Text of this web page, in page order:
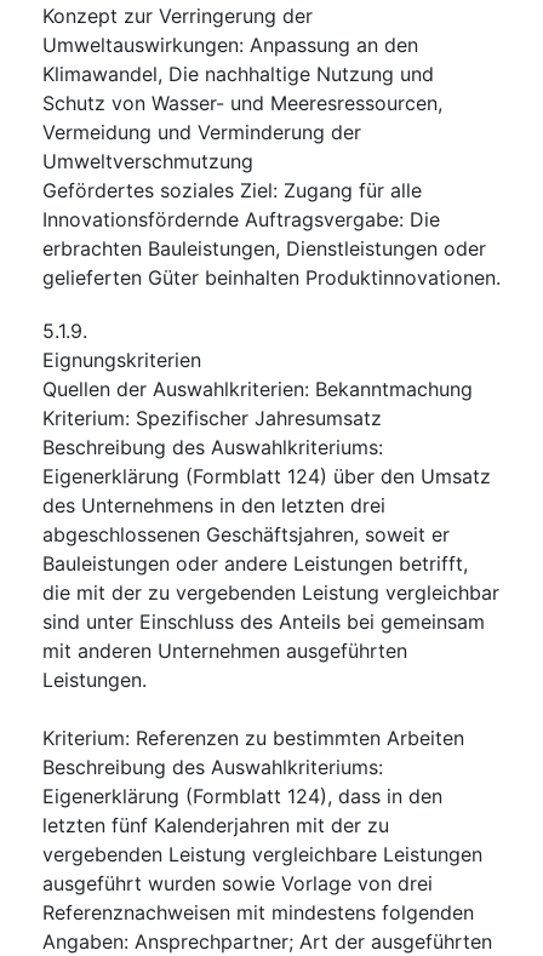
Konzept zur Verringerung der
Umweltauswirkungen: Anpassung an den
Klimawandel, Die nachhaltige Nutzung und
Schutz von Wasser- und Meeresressourcen,
Vermeidung und Verminderung der
Umweltverschmutzung
Gefördertes soziales Ziel: Zugang für alle
Innovationsfördernde Auftragsvergabe: Die
erbrachten Bauleistungen, Dienstleistungen oder
gelieferten Güter beinhalten Produktinnovationen.
5.1.9.
Eignungskriterien
Quellen der Auswahlkriterien: Bekanntmachung
Kriterium: Spezifischer Jahresumsatz
Beschreibung des Auswahlkriteriums:
Eigenerklärung (Formblatt 124) über den Umsatz
des Unternehmens in den letzten drei
abgeschlossenen Geschäftsjahren, soweit er
Bauleistungen oder andere Leistungen betrifft,
die mit der zu vergebenden Leistung vergleichbar
sind unter Einschluss des Anteils bei gemeinsam
mit anderen Unternehmen ausgeführten
Leistungen.
Kriterium: Referenzen zu bestimmten Arbeiten
Beschreibung des Auswahlkriteriums:
Eigenerklärung (Formblatt 124), dass in den
letzten fünf Kalenderjahren mit der zu
vergebenden Leistung vergleichbare Leistungen
ausgeführt wurden sowie Vorlage von drei
Referenznachweisen mit mindestens folgenden
Angaben: Ansprechpartner; Art der ausgeführten